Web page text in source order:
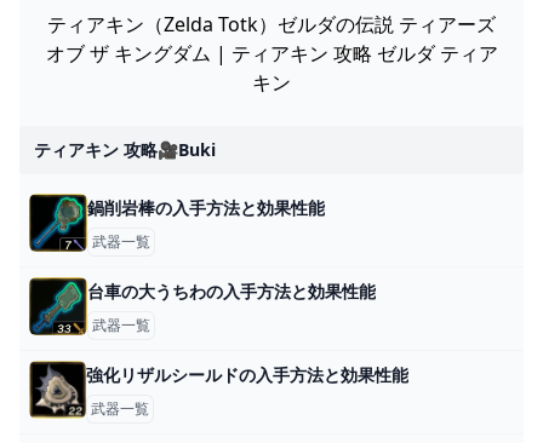
ティアキン（Zelda Totk）ゼルダの伝説 ティアーズ
オブ ザ キングダム | ティアキン 攻略 ゼルダ ティア
キン
ティアキン 攻略🎥buki
鍋削岩棒の入手方法と効果性能
武器一覧
台車の大うちわの入手方法と効果性能
武器一覧
強化リザルシールドの入手方法と効果性能
武器一覧